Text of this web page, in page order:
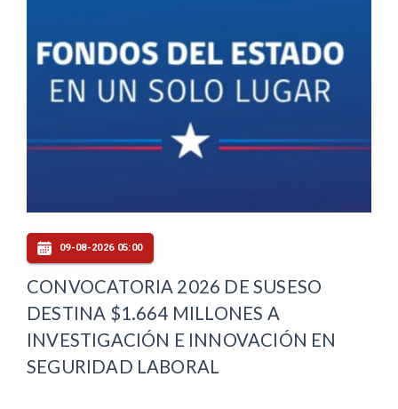
09-08-2026 05:00
CONVOCATORIA 2026 DE SUSESO
DESTINA $1.664 MILLONES A
INVESTIGACIÓN E INNOVACIÓN EN
SEGURIDAD LABORAL